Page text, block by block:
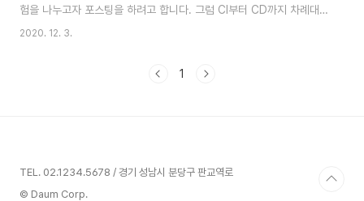
험을 나누고자 포스팅을 하려고 합니다. 그럼 CI부터 CD까지 차례대로
의미할까요? 요즘 대부분의 개발자는 소스코드가 담긴 레포지토리를
2020. 12. 3.
1
TEL. 02.1234.5678 / 경기 성남시 분당구 판교역로
© Daum Corp.